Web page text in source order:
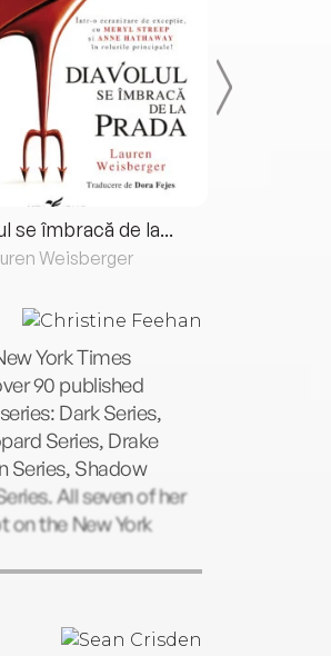
se îmbracă de la...
Weisberger
York Times
90 published
Dark Series,
Series, Drake
Series, Shadow
All seven of her
on the New York